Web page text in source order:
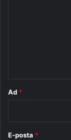
Ad *
E-posta *